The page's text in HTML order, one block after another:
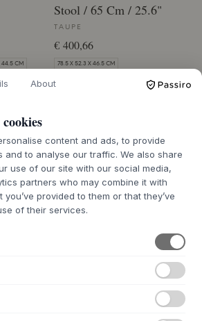
44.5 CM
Stool / 65 Cm / 25.6"
TAUPE
€ 400,66
78.5 X 52.3 X 46.5 CM
BESTELLWARE CA. 7-12 TAGE
Linear Steel Counter
Stool / 65 Cm / 25.6"
GREY
€ 400,66
BESTELLWARE CA. 7-12 TAGE
About
content and ads, to provide
and to analyse our traffic. We also share
use of our site with our social media,
partners who may combine it with
provided to them or that they’ve
of their services.